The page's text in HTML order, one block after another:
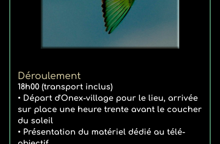
Déroulement
18h00 (transport inclus)
• Départ d'Onex-village pour le lieu, arrivée
sur place une heure trente avant le coucher
du soleil
• Présentation du matériel dédié au télé-